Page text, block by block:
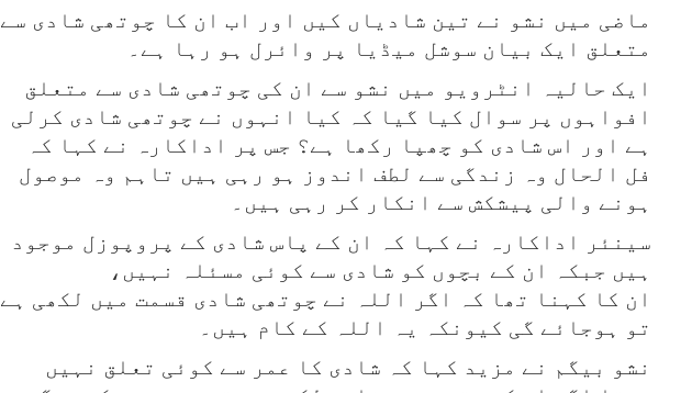
ماضی میں نشو نے تین شادیاں کیں اور اب ان کا چوتھی شادی سے
متعلق ایک بیان سوشل میڈیا پر وائرل ہو رہا ہے۔
ایک حالیہ انٹرویو میں نشو سے ان کی چوتھی شادی سے متعلق
افواہوں پر سوال کیا گیا کہ کیا انہوں نے چوتھی شادی کرلی
ہے اور اس شادی کو چھپا رکھا ہے؟ جس پر اداکارہ نے کہا کہ
فل الحال وہ زندگی سے لطف اندوز ہو رہی ہیں تاہم وہ موصول
ہونے والی پیشکش سے انکار کر رہی ہیں۔
سینئر اداکارہ نے کہا کہ ان کے پاس شادی کے پروپوزل موجود
ہیں جبکہ ان کے بچوں کو شادی سے کوئی مسئلہ نہیں،
ان کا کہنا تھا کہ اگر اللہ نے چوتھی شادی قسمت میں لکھی ہے
تو ہوجائے گی کیونکہ یہ اللہ کے کام ہیں۔
نشو بیگم نے مزید کہا کہ شادی کا عمر سے کوئی تعلق نہیں